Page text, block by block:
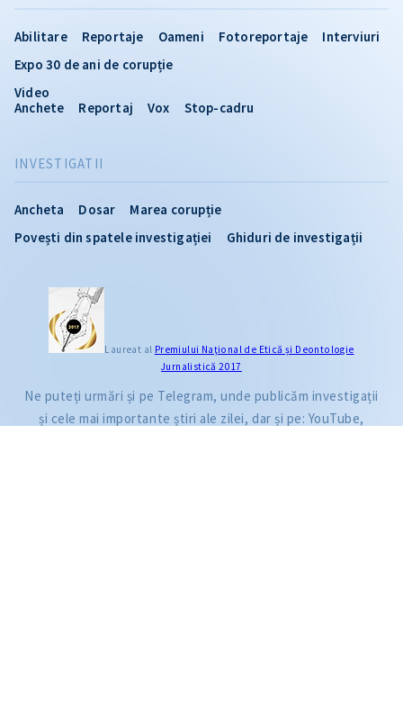
INVESTIGATII
Ancheta Dosar
Marea corupție
Povești din spatele investigației
Ghiduri de investigații
Abilitare Reportaje Oameni Fotoreportaje
Interviuri
Expo 30 de ani de corupție
Video
Anchete
Reportaj Vox Stop-cadru
Laureat al Premiului Naţional de Etică și Deontologie
Jurnalistică 2017
Ne puteți urmări și pe Telegram, unde publicăm investigații
și cele mai importante știri ale zilei, dar și pe: YouTube,
CITEȘTE